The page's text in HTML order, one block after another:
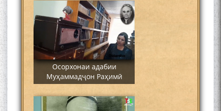
Осорхонаи адабии
Муҳаммадҷон Раҳимӣ